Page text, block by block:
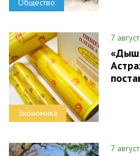
Общество
Экономика
7
7